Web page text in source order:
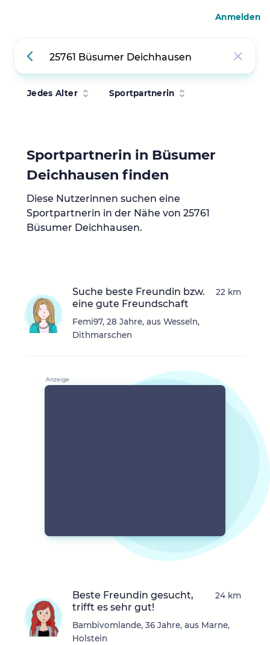
Jedes Alter Sportpartnerin
Sportpartnerin in Büsumer
Deichhausen finden
Diese Nutzerinnen suchen eine
Sportpartnerin in der Nähe von 25761
Büsumer Deichhausen.
Suche beste Freundin bzw.
eine gute Freundschaft
Femi97, 28 Jahre, aus Wesseln,
Dithmarschen
22 km
Beste Freundin gesucht,
trifft es sehr gut!
Bambivomlande, 36 Jahre, aus Marne,
Holstein
24 km
Anmelden